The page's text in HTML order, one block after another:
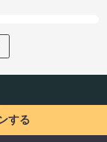
する